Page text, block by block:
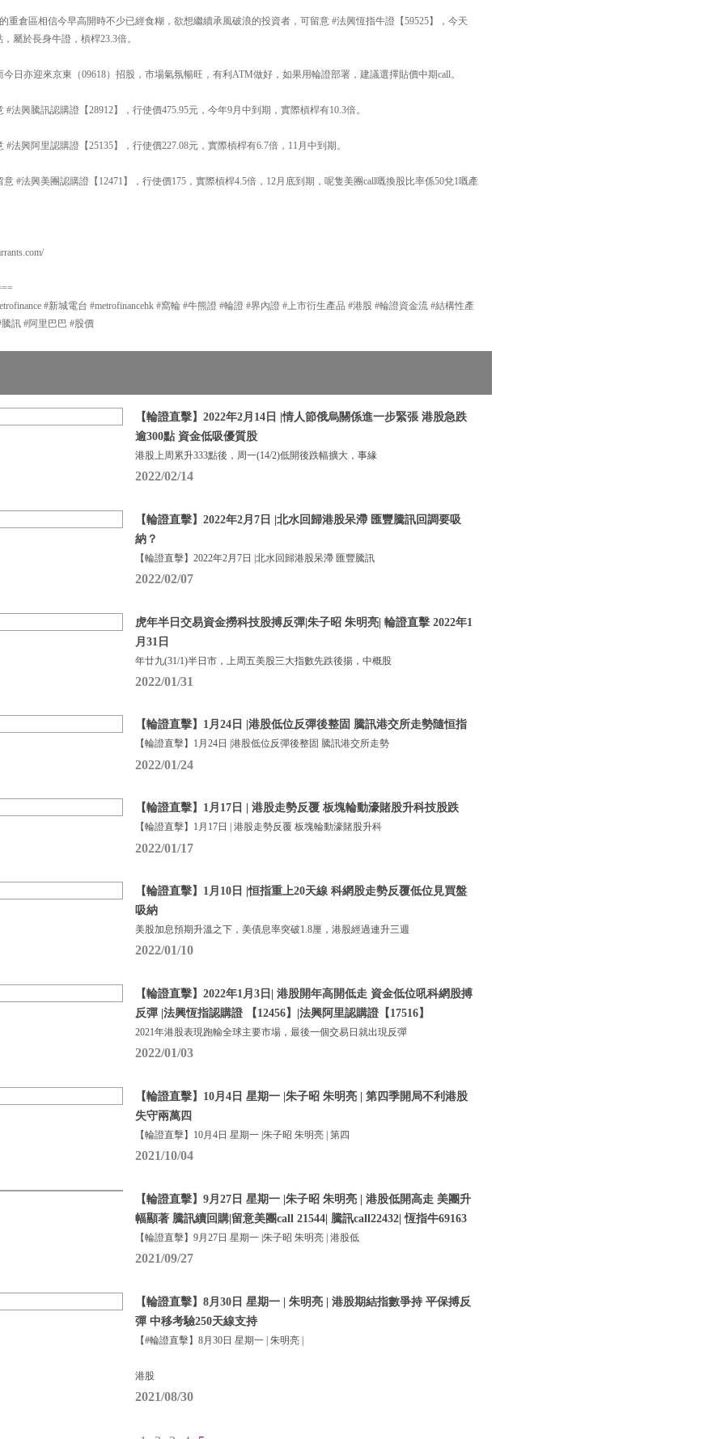
重倉區相信今早高開時不少已經食糊，欲想繼續承風破浪的投資者，可留意 #法興恆指牛證【59525】，今天
屬於長身牛證，槓桿23.3倍。
日亦迎來京東（09618）招股，市場氣氛暢旺，有利ATM做好，如果用輪證部署，建議選擇貼價中期call。
#法興騰訊認購證【28912】，行使價475.95元，今年9月中到期，實際槓桿有10.3倍。
#法興阿里認購證【25135】，行使價227.08元，實際槓桿有6.7倍，11月中到期。
#法興美團認購證【12471】，行使價175，實際槓桿4.5倍，12月底到期，呢隻美團call嘅換股比率係50兌1嘅產
#新城電台 #metrofinancehk #窩輪 #牛熊證 #輪證 #界內證 #上市衍生產品 #港股 #輪證資金流 #結構性產
訊 #阿里巴巴 #股價
【輪證直擊】2022年2月14日 |情人節俄烏關係進一步緊張 港股急跌
逾300點 資金低吸優質股
港股上周累升333點後，周一(14/2)低開後跌幅擴大，事緣
2022/02/14
【輪證直擊】2022年2月7日 |北水回歸港股呆滯 匯豐騰訊回調要吸
納？
【輪證直擊】2022年2月7日 |北水回歸港股呆滯 匯豐騰訊
2022/02/07
虎年半日交易資金撈科技股搏反彈|朱子昭 朱明亮| 輪證直擊 2022年1
月31日
年廿九(31/1)半日市，上周五美股三大指數先跌後揚，中概股
2022/01/31
【輪證直擊】1月24日 |港股低位反彈後整固 騰訊港交所走勢隨恒指
【輪證直擊】1月24日 |港股低位反彈後整固 騰訊港交所走勢
2022/01/24
【輪證直擊】1月17日 | 港股走勢反覆 板塊輪動濠賭股升科技股跌
【輪證直擊】1月17日 | 港股走勢反覆 板塊輪動濠賭股升科
2022/01/17
【輪證直擊】1月10日 |恒指重上20天線 科網股走勢反覆低位見買盤
吸納
美股加息預期升溫之下，美債息率突破1.8厘，港股經過連升三週
2022/01/10
【輪證直擊】2022年1月3日| 港股開年高開低走 資金低位吼科網股搏
反彈 |法興恆指認購證 【12456】|法興阿里認購證【17516】
2021年港股表現跑輸全球主要市場，最後一個交易日就出現反彈
2022/01/03
【輪證直擊】10月4日 星期一 |朱子昭 朱明亮 | 第四季開局不利港股
失守兩萬四
【輪證直擊】10月4日 星期一 |朱子昭 朱明亮 | 第四
2021/10/04
【輪證直擊】9月27日 星期一 |朱子昭 朱明亮 | 港股低開高走 美團升
幅顯著 騰訊續回購|留意美團call 21544| 騰訊call22432| 恆指牛69163
【輪證直擊】9月27日 星期一 |朱子昭 朱明亮 | 港股低
2021/09/27
【輪證直擊】8月30日 星期一 | 朱明亮 | 港股期結指數爭持 平保搏反
彈 中移考驗250天線支持
【#輪證直擊】8月30日 星期一 | 朱明亮 |
港股
2021/08/30